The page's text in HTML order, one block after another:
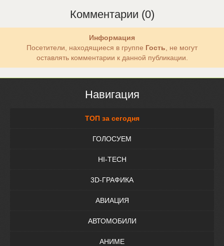
Комментарии (0)
Информация
Посетители, находящиеся в группе Гость, не могут
оставлять комментарии к данной публикации.
Навигация
ТОП за сегодня
ГОЛОСУЕМ
HI-TECH
3D-ГРАФИКА
АВИАЦИЯ
АВТОМОБИЛИ
АНИМЕ